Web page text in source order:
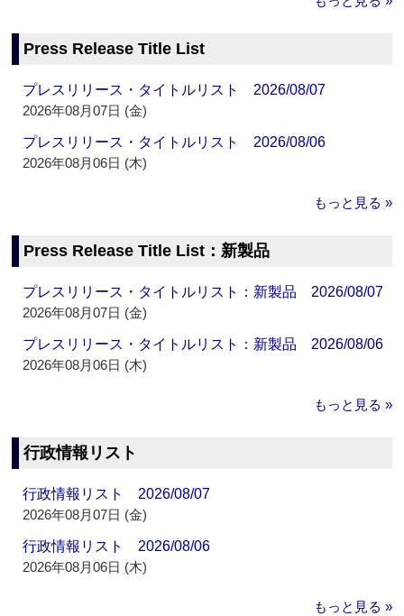
Press Release Title List
プレスリリース・タイトルリスト 2026/08/07
2026年08月07日 (金)
プレスリリース・タイトルリスト 2026/08/06
2026年08月06日 (木)
もっと見る »
Press Release Title List：新製品
プレスリリース・タイトルリスト：新製品 2026/08/07
2026年08月07日 (金)
プレスリリース・タイトルリスト：新製品 2026/08/06
2026年08月06日 (木)
もっと見る »
行政情報リスト
行政情報リスト 2026/08/07
2026年08月07日 (金)
行政情報リスト 2026/08/06
2026年08月06日 (木)
もっと見る »